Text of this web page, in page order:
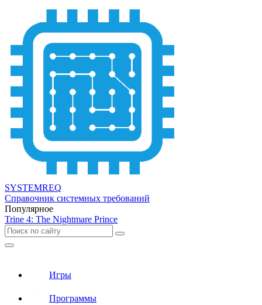
SYSTEMREQ
Справочник системных требований
Популярное
Trine 4: The Nightmare Prince
Игры
Программы